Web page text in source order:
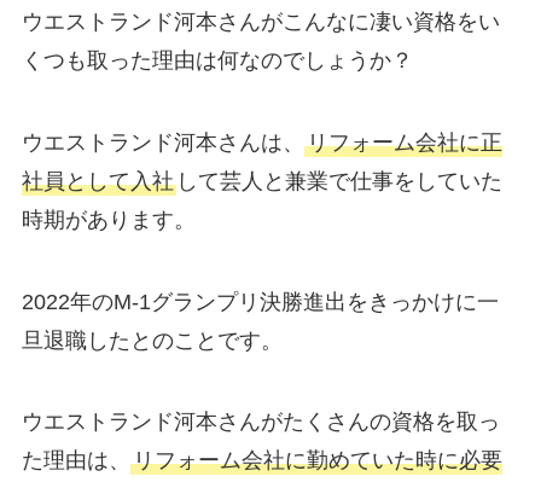
ウエストランド河本さんがこんなに凄い資格をい
くつも取った理由は何なのでしょうか？
ウエストランド河本さんは、 リフォーム会社に正
社員として入社して芸人と兼業で仕事をしていた
時期があります。
2022年のM-1グランプリ決勝進出をきっかけに一
旦退職したとのことです。
ウエストランド河本さんがたくさんの資格を取っ
た理由は、 リフォーム会社に勤めていた時に必要